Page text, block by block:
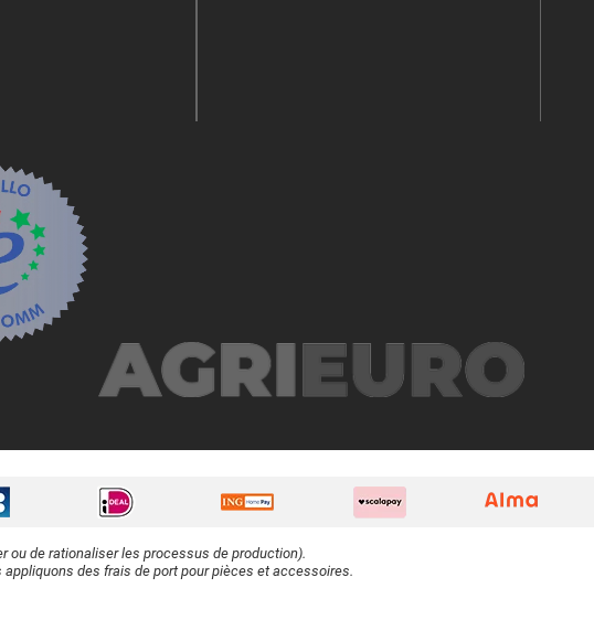
de rationaliser les processus de production).
des frais de port pour pièces et accessoires.